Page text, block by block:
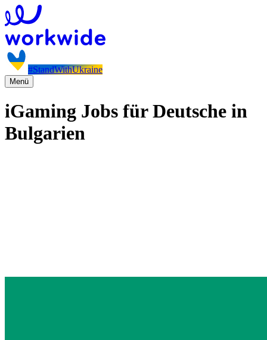
#StandWithUkraine
Menü
iGaming Jobs für Deutsche in
Bulgarien